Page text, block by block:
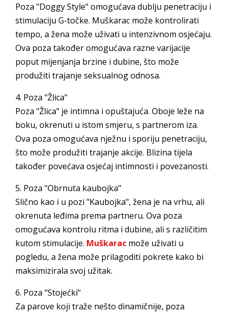
Poza "Doggy Style" omogućava dublju penetraciju i
stimulaciju G-točke. Muškarac može kontrolirati
tempo, a žena može uživati u intenzivnom osjećaju.
Ova poza također omogućava razne varijacije
poput mijenjanja brzine i dubine, što može
produžiti trajanje seksualnog odnosa.
4. Poza "Žlica"
Poza "Žlica" je intimna i opuštajuća. Oboje leže na
boku, okrenuti u istom smjeru, s partnerom iza.
Ova poza omogućava nježnu i sporiju penetraciju,
što može produžiti trajanje akcije. Blizina tijela
također povećava osjećaj intimnosti i povezanosti.
5. Poza "Obrnuta kaubojka"
Slično kao i u pozi "Kaubojka", žena je na vrhu, ali
okrenuta leđima prema partneru. Ova poza
omogućava kontrolu ritma i dubine, ali s različitim
kutom stimulacije. Muškarac može uživati u
pogledu, a žena može prilagoditi pokrete kako bi
maksimizirala svoj užitak.
6. Poza "Stojećki"
Za parove koji traže nešto dinamičnije, poza